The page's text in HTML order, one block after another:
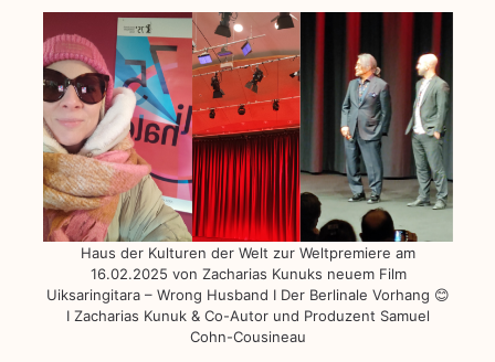
Haus der Kulturen der Welt zur Weltpremiere am
16.02.2025 von Zacharias Kunuks neuem Film
Uiksaringitara – Wrong Husband I Der Berlinale Vorhang 😊
I Zacharias Kunuk & Co-Autor und Produzent Samuel
Cohn-Cousineau